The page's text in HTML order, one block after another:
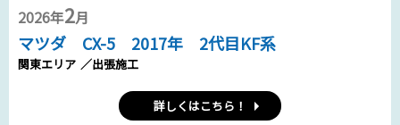
2026年2月
マツダ CX-5 2017年 2代目KF系
関東エリア ／出張施工
詳しくはこちら！